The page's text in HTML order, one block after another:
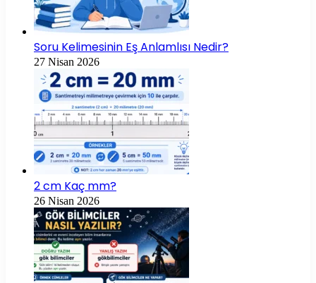
Soru Kelimesinin Eş Anlamlısı Nedir?
27 Nisan 2026
2 cm Kaç mm?
26 Nisan 2026